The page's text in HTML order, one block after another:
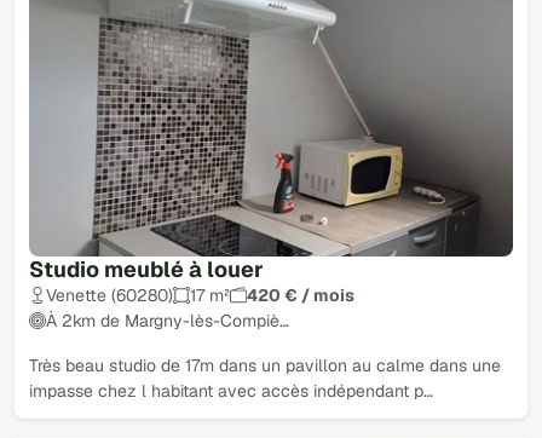
Studio meublé à louer
Venette (60280) 17 m²
420 € / mois
À 2km de Margny-lès-Compiè…
Très beau studio de 17m dans un pavillon au calme dans une
impasse chez l habitant avec accès indépendant p…